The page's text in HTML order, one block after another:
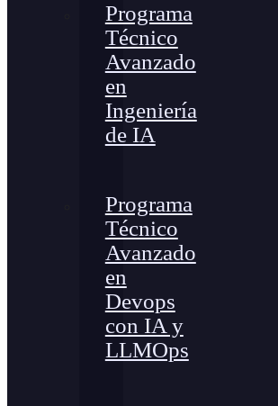
Programa
Técnico
Avanzado
en
Ingeniería
de IA
Programa
Técnico
Avanzado
en
Devops
con IA y
LLMOps